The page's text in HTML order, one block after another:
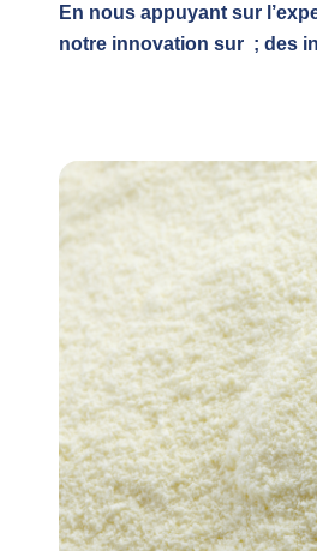
En nous appuyant sur
notre innovation sur ; des